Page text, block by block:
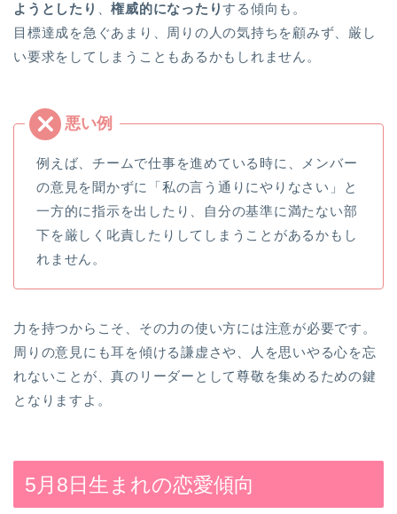
ようとしたり 、権威的になったりする傾向も。
目標達成を急ぐあまり、周りの人の気持ちを顧みず、厳し
い要求をしてしまうこともあるかもしれません。
例えば、チームで仕事を進めている時に、メンバー
の意見を聞かずに「私の言う通りにやりなさい」と
一方的に指示を出したり、自分の基準に満たない部
下を厳しく叱責したりしてしまうことがあるかもし
れません。
力を持つからこそ、その力の使い方には注意が必要です。
周りの意見にも耳を傾ける謙虚さや、人を思いやる心を忘
れないことが、真のリーダーとして尊敬を集めるための鍵
となりますよ。
5月8日生まれの恋愛傾向